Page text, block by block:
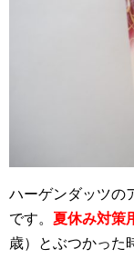
ハーゲンダッツの
です。 夏休み対策
歳）とぶつかった